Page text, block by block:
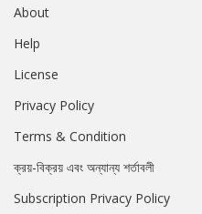
About
Help
License
Privacy Policy
Terms & Condition
ক্রয়-বিক্রয় এবং অন্যান্য শর্তাবলী
Subscription Privacy Policy